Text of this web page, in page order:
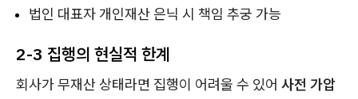
법인 대표자 개인재산 은닉 시 책임 추궁 가능
2-3 집행의 현실적 한계
회사가 무재산 상태라면 집행이 어려울 수 있어 사전 가압